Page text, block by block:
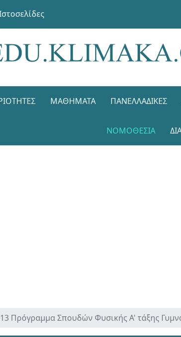
ΜΑΘΉΜΑΤΑ ΠΑΝΕΛΛΑΔΙΚΈΣ
ΝΟΜΟΘΕΣΊΑ
Πρόγραμμα Σπουδών Φυσικής Α' τάξης